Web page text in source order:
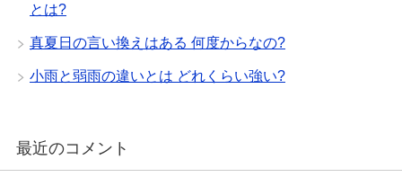
とは?
真夏日の言い換えはある 何度からなの?
小雨と弱雨の違いとは どれくらい強い?
最近のコメント